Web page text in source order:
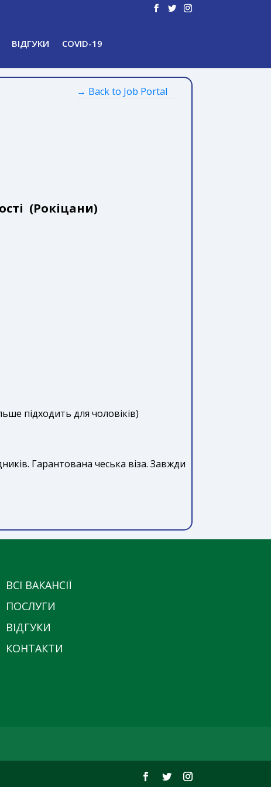
ВІДГУКИ COVID-19
→ Back to Job Portal
(Рокіцани)
підходить для чоловіків)
Гарантована чеська віза. Завжди
ВСІ ВАКАНСІЇ
ПОСЛУГИ
ВІДГУКИ
КОНТАКТИ